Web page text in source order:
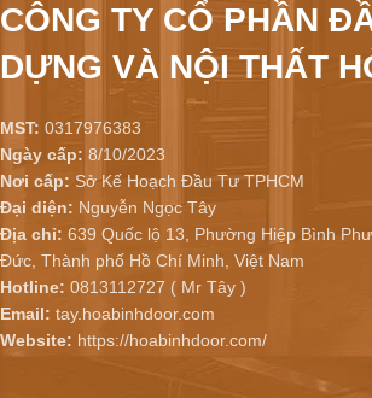
CÔNG TY CỔ PHẦN
DỰNG VÀ NỘI THẤT
MST: 0317976383
Ngày cấp: 8/10/2023
Nơi cấp: Sở Kế Hoạch Đầu Tư TPHCM
Đại diện: Nguyễn Ngọc Tây
Địa chỉ: 639 Quốc lộ 13, Phường Hiệp Bình
Đức, Thành phố Hồ Chí Minh, Việt Nam
Hotline: 0813112727 ( Mr Tây )
Email: tay.hoabinhdoor.com
Website: https://hoabinhdoor.com/